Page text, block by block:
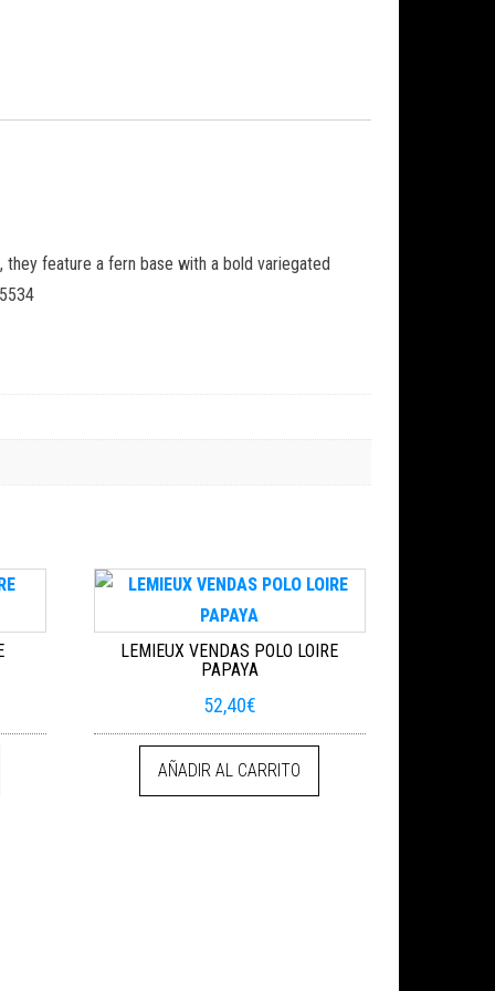
feature a fern base with a bold variegated
LEMIEUX VENDAS POLO LOIRE
PAPAYA
52,40€
AÑADIR AL CARRITO